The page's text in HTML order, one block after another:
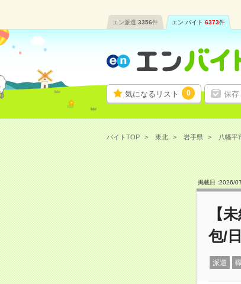
エン派遣 3356件 エン バイト 6373件
気になるリスト 0 保存
バイトTOP 東北 岩手県 八幡平
掲載日 :2026/
【
包/
派遣